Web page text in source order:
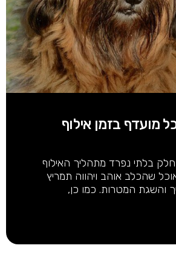
מועדף בזמן אילוף
בלתי נפרד מתהליך האילוף
שהכלב אוהב ויהווה תמריץ
והשגת המטרות. כמו כן,